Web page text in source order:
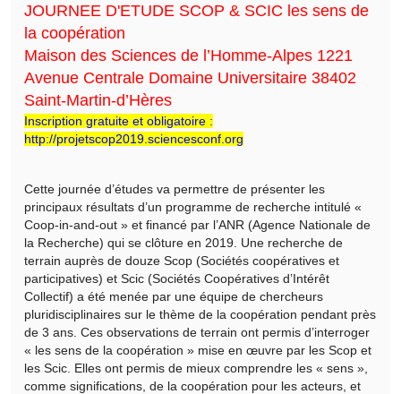
JOURNEE D'ETUDE SCOP & SCIC les sens de
la coopération
Maison des Sciences de l’Homme-Alpes 1221
Avenue Centrale Domaine Universitaire 38402
Saint-Martin-d’Hères
Inscription gratuite et obligatoire :
http://projetscop2019.sciencesconf.org
Cette journée d’études va permettre de présenter les
principaux résultats d’un programme de recherche intitulé «
Coop-in-and-out » et financé par l’ANR (Agence Nationale de
la Recherche) qui se clôture en 2019. Une recherche de
terrain auprès de douze Scop (Sociétés coopératives et
participatives) et Scic (Sociétés Coopératives d’Intérêt
Collectif) a été menée par une équipe de chercheurs
pluridisciplinaires sur le thème de la coopération pendant près
de 3 ans. Ces observations de terrain ont permis d’interroger
« les sens de la coopération » mise en œuvre par les Scop et
les Scic. Elles ont permis de mieux comprendre les « sens »,
comme significations, de la coopération pour les acteurs, et